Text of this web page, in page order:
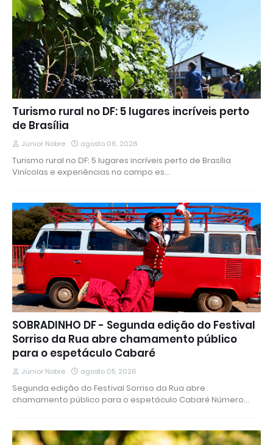
Turismo rural no DF: 5 lugares incríveis perto
de Brasília
Júnior Nobre agosto 06, 2026
Turismo rural no DF: 5 lugares incríveis perto de Brasília
Vinícolas e experiências no campo es…
SOBRADINHO DF - Segunda edição do Festival
Sorriso da Rua abre chamamento público
para o espetáculo Cabaré
Júnior Nobre agosto 05, 2026
Segunda edição do Festival Sorriso da Rua abre
chamamento público para o espetáculo Cabaré Número…